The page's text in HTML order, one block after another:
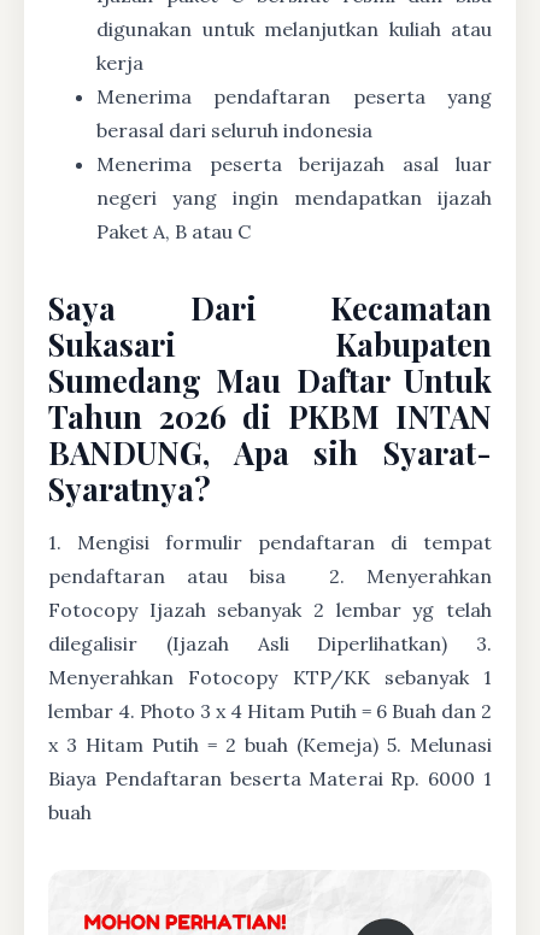
digunakan untuk melanjutkan kuliah atau
kerja
Menerima pendaftaran peserta yang
berasal dari seluruh indonesia
Menerima peserta berijazah asal luar
negeri yang ingin mendapatkan ijazah
Paket A, B atau C
Saya Dari Kecamatan
Sukasari Kabupaten
Sumedang Mau Daftar Untuk
Tahun 2026 di PKBM INTAN
BANDUNG, Apa sih Syarat-
Syaratnya?
1. Mengisi formulir pendaftaran di tempat
pendaftaran atau bisa
2. Menyerahkan
Fotocopy Ijazah sebanyak 2 lembar yg telah
dilegalisir (Ijazah Asli Diperlihatkan) 3.
Menyerahkan Fotocopy KTP/KK sebanyak 1
lembar 4. Photo 3 x 4 Hitam Putih = 6 Buah dan 2
x 3 Hitam Putih = 2 buah (Kemeja) 5. Melunasi
Biaya Pendaftaran beserta Materai Rp. 6000 1
buah